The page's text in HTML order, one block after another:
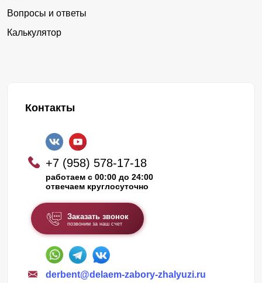
Вопросы и ответы
Калькулятор
Контакты
+7 (958) 578-17-18
работаем с 00:00 до 24:00
отвечаем круглосуточно
Заказать звонок
позвоним за наш счет
derbent@delaem-zabory-zhalyuzi.ru